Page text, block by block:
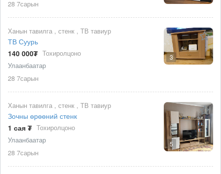
28 7сарын
3
Ханын тавилга , стенк , ТВ тавиур
ТВ Суурь
140 000₮ Тохиролцоно
Улаанбаатар
28 7сарын
5
Ханын тавилга , стенк , ТВ тавиур
Зочны өрөөний стенк
1 сая ₮ Тохиролцоно
Улаанбаатар
28 7сарын